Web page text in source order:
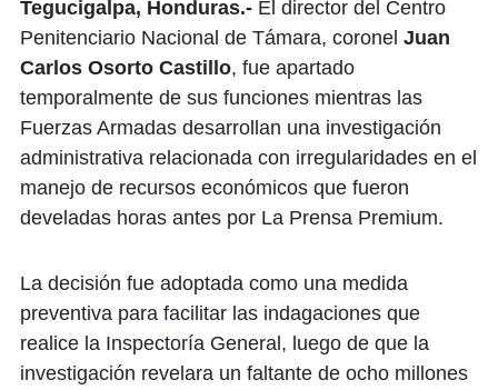
Tegucigalpa, Honduras.- El director del Centro
Penitenciario Nacional de Támara, coronel Juan
Carlos Osorto Castillo, fue apartado
temporalmente de sus funciones mientras las
Fuerzas Armadas desarrollan una investigación
administrativa relacionada con irregularidades en el
manejo de recursos económicos que fueron
develadas horas antes por La Prensa Premium.
La decisión fue adoptada como una medida
preventiva para facilitar las indagaciones que
realice la Inspectoría General, luego de que la
investigación revelara un faltante de ocho millones